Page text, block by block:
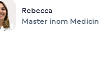
Rebecca
Master inom Medicin